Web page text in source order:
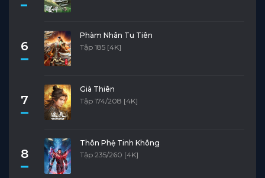
6
Phàm Nhân Tu Tiên
Tập 185 [4K]
7
Già Thiên
Tập 174/208 [4K]
8
Thôn Phệ Tinh Không
Tập 235/260 [4K]